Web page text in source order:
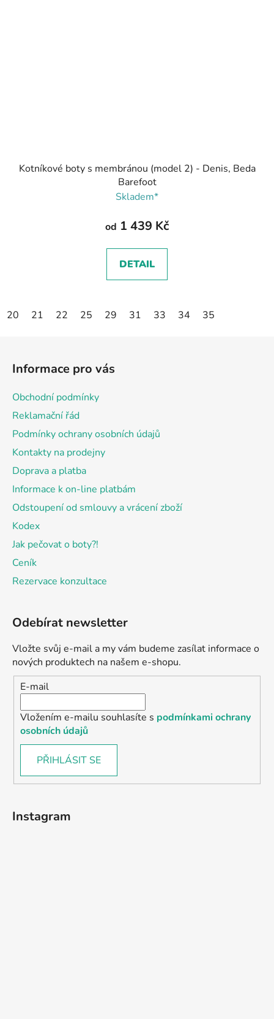
Kotníkové boty s membránou (model 2) - Denis, Beda
Barefoot
Skladem*
od 1 439 Kč
DETAIL
20 21 22 25 29 31 33 34 35
Informace pro vás
Obchodní podmínky
Reklamační řád
Podmínky ochrany osobních údajů
Kontakty na prodejny
Doprava a platba
Informace k on-line platbám
Odstoupení od smlouvy a vrácení zboží
Kodex
Jak pečovat o boty?!
Ceník
Rezervace konzultace
Odebírat newsletter
Vložte svůj e-mail a my vám budeme zasílat informace o
nových produktech na našem e-shopu.
E-mail
Vložením e-mailu souhlasíte s podmínkami ochrany
osobních údajů
PŘIHLÁSIT SE
Instagram